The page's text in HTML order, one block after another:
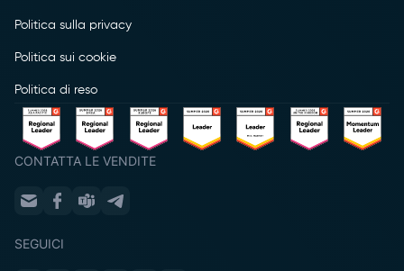
Politica sulla privacy
Politica sui cookie
Politica di reso
CONTATTA LE VENDITE
SEGUICI